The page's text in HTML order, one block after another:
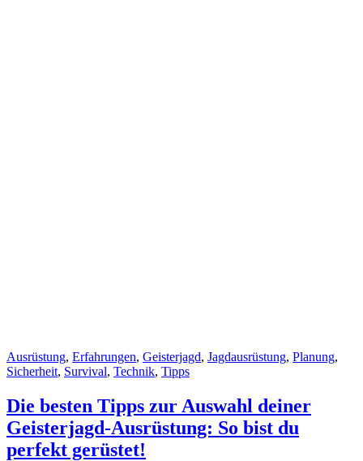
Cat
Links
Ausrüstung, Erfahrungen, Geisterjagd, Jagdausrüstung, Planung,
Sicherheit, Survival, Technik, Tipps
Die besten Tipps zur Auswahl deiner
Geisterjagd-Ausrüstung: So bist du
perfekt gerüstet!